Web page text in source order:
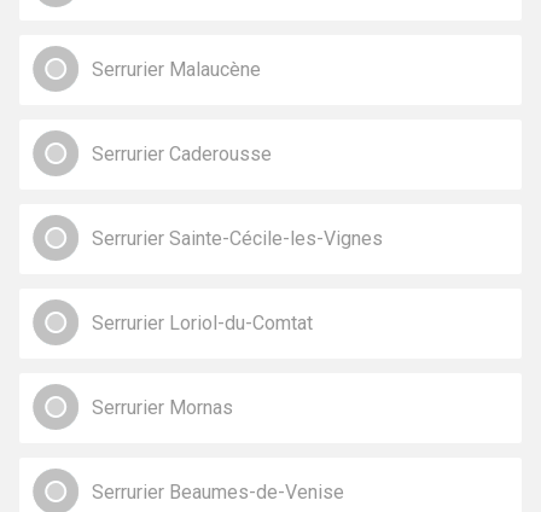
Serrurier Malaucène
Serrurier Caderousse
Serrurier Sainte-Cécile-les-Vignes
Serrurier Loriol-du-Comtat
Serrurier Mornas
Serrurier Beaumes-de-Venise